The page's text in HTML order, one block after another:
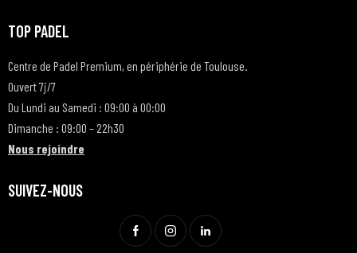
TOP PADEL
Centre de Padel Premium, en périphérie de Toulouse.
Ouvert 7j/7
Du Lundi au Samedi : 09:00 à 00:00
Dimanche : 09:00 – 22h30
Nous rejoindre
SUIVEZ-NOUS